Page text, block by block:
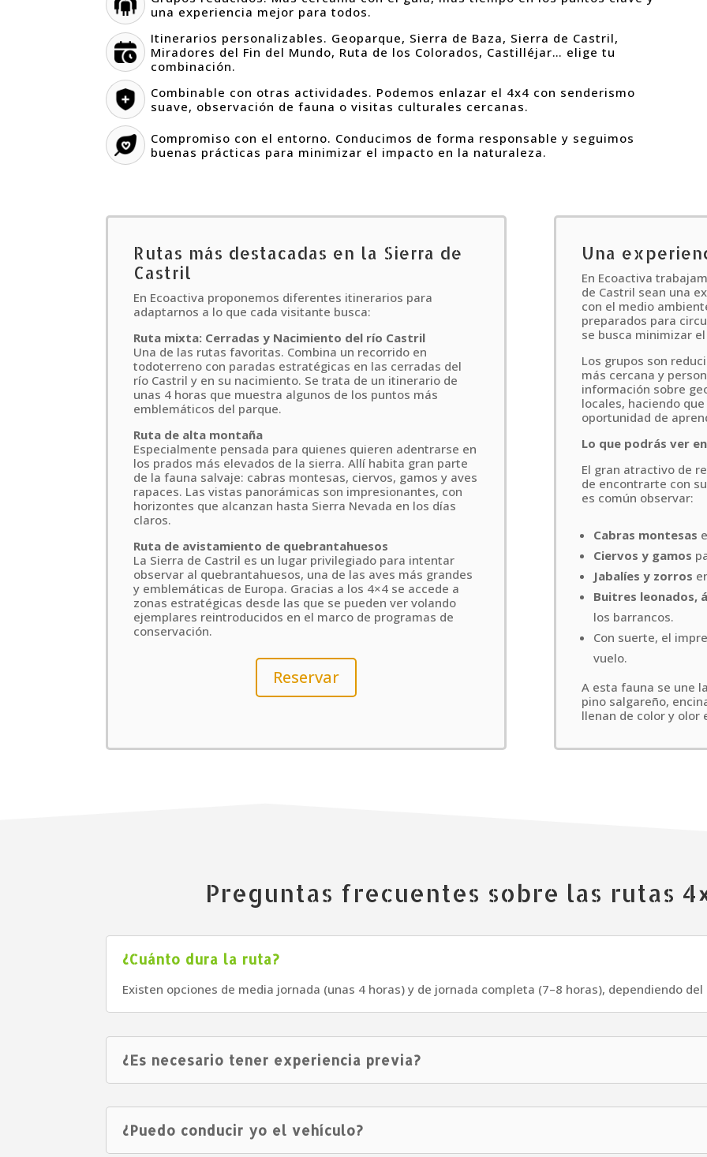
una experiencia mejor para todos.
Itinerarios personalizables. Geoparque, Sierra de Baza, Sierra de Castril,
Miradores del Fin del Mundo, Ruta de los Colorados, Castilléjar… elige tu
combinación.
Combinable con otras actividades. Podemos enlazar el 4x4 con senderismo
suave, observación de fauna o visitas culturales cercanas.
Compromiso con el entorno. Conducimos de forma responsable y seguimos
buenas prácticas para minimizar el impacto en la naturaleza.
Rutas más destacadas en la Sierra de
Castril
En Ecoactiva proponemos diferentes itinerarios para
adaptarnos a lo que cada visitante busca:
Ruta mixta: Cerradas y Nacimiento del río Castril
Una de las rutas favoritas. Combina un recorrido en
todoterreno con paradas estratégicas en las cerradas del
río Castril y en su nacimiento. Se trata de un itinerario de
unas 4 horas que muestra algunos de los puntos más
emblemáticos del parque.
Ruta de alta montaña
Especialmente pensada para quienes quieren adentrarse en
los prados más elevados de la sierra. Allí habita gran parte
de la fauna salvaje: cabras montesas, ciervos, gamos y aves
rapaces. Las vistas panorámicas son impresionantes, con
horizontes que alcanzan hasta Sierra Nevada en los días
claros.
Ruta de avistamiento de quebrantahuesos
La Sierra de Castril es un lugar privilegiado para intentar
observar al quebrantahuesos, una de las aves más grandes
y emblemáticas de Europa. Gracias a los 4×4 se accede a
zonas estratégicas desde las que se pueden ver volando
ejemplares reintroducidos en el marco de programas de
conservación.
Reservar
Una
En Ecoactiva
de Castril sean una
con el medio
preparados para
se busca minimizar
Los grupos son
más cercana y
información sobre
locales, haciendo
oportunidad de
Lo que podrás ver
El gran atractivo de
de encontrarte con
es común observar:
Cabras montesas
Ciervos y gamos
Jabalíes y zorros
Buitres leonados,
los barrancos.
Con suerte, el
vuelo.
A esta fauna se une
pino salgareño,
llenan de color y olor
Preguntas frecuentes sobre las rutas
¿Cuánto dura la ruta?
Existen opciones de media jornada (unas 4 horas) y de jornada completa (7–8 horas), dependiendo
¿Es necesario tener experiencia previa?
¿Puedo conducir yo el vehículo?